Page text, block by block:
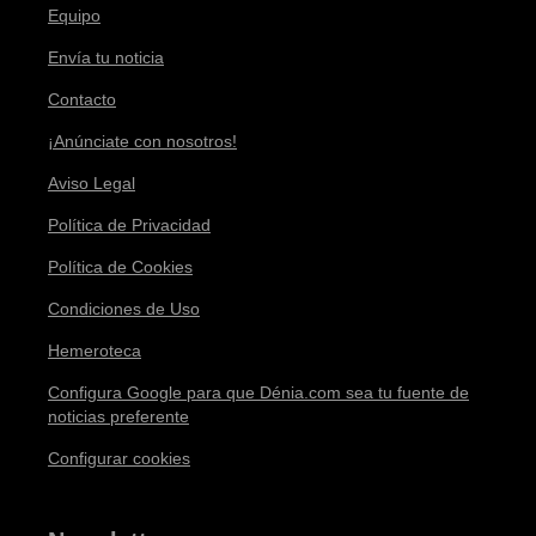
Equipo
Envía tu noticia
Contacto
¡Anúnciate con nosotros!
Aviso Legal
Política de Privacidad
Política de Cookies
Condiciones de Uso
Hemeroteca
Configura Google para que Dénia.com sea tu fuente de
noticias preferente
Configurar cookies